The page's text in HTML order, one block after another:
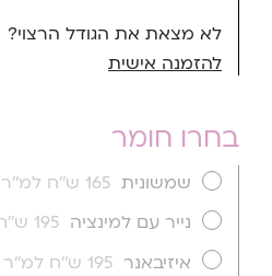
לא מצאת את הגודל הרצוי?
להזמנה אישית
בחרו חומר
שמשונית 165 ש''ח למ''ר
נייר עם למינציה 195 ש''ח למ''ר
איזיבאנר 195 ש''ח למ''ר